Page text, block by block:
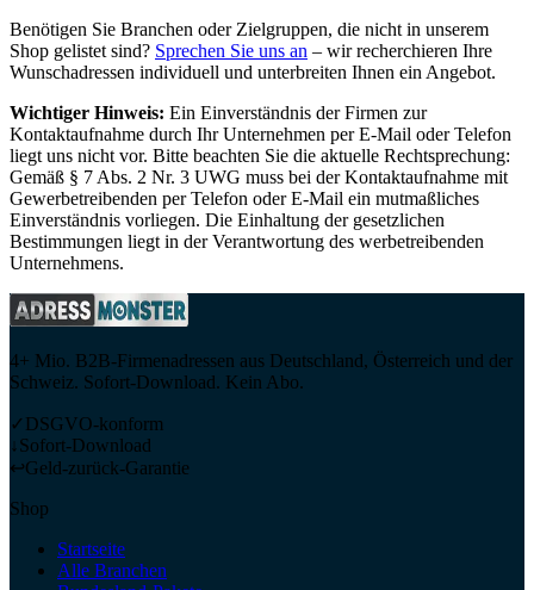
Benötigen Sie Branchen oder Zielgruppen, die nicht in unserem
Shop gelistet sind? Sprechen Sie uns an – wir recherchieren Ihre
Wunschadressen individuell und unterbreiten Ihnen ein Angebot.
Wichtiger Hinweis: Ein Einverständnis der Firmen zur
Kontaktaufnahme durch Ihr Unternehmen per E-Mail oder Telefon
liegt uns nicht vor. Bitte beachten Sie die aktuelle Rechtsprechung:
Gemäß § 7 Abs. 2 Nr. 3 UWG muss bei der Kontaktaufnahme mit
Gewerbetreibenden per Telefon oder E-Mail ein mutmaßliches
Einverständnis vorliegen. Die Einhaltung der gesetzlichen
Bestimmungen liegt in der Verantwortung des werbetreibenden
Unternehmens.
4+ Mio. B2B-Firmenadressen aus Deutschland, Österreich und der
Schweiz. Sofort-Download. Kein Abo.
✓ DSGVO-konform
↓Sofort-Download
↩Geld-zurück-Garantie
Shop
Startseite
Alle Branchen